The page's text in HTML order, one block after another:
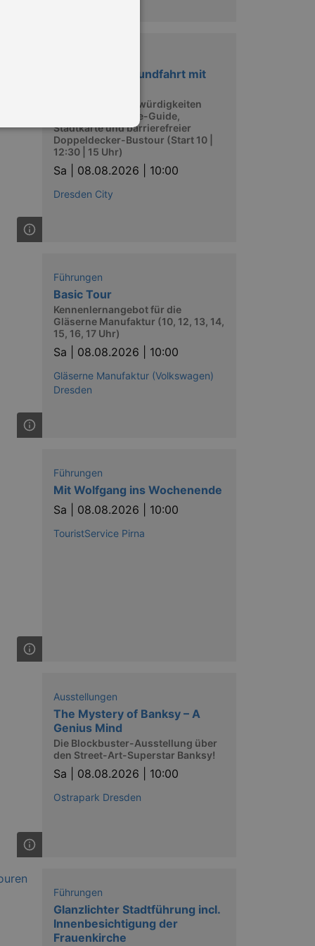
Dresden Stadtrundfahrt mit
Dresdens Sehenswürdigkeiten
entdecken mit Live-Guide,
Stadtkarte und barrierefreier
Doppeldecker-Bustour (Start 10 |
12:30 | 15 Uhr)
Sa | 08.08.2026 | 10:00
Dresden City
Führungen
Basic Tour
Kennenlernangebot für die
Gläserne Manufaktur (10, 12, 13, 14,
15, 16, 17 Uhr)
Sa | 08.08.2026 | 10:00
Gläserne Manufaktur (Volkswagen)
Dresden
Führungen
Mit Wolfgang ins Wochenende
Sa | 08.08.2026 | 10:00
TouristService Pirna
Ausstellungen
The Mystery of Banksy – A
Genius Mind
Die Blockbuster-Ausstellung über
den Street-Art-Superstar Banksy!
Sa | 08.08.2026 | 10:00
Ostrapark Dresden
Führungen
Glanzlichter Stadtführung incl.
Innenbesichtigung der
Frauenkirche
Ihren account. Ohne diese
to work properly.
Cross-Site Request Forgery
Cross-Site Request Forgery
used analytics service. This
a randomly
in each page request
after 2 years, although
2017 no information is
the end user uses the
may have seen before
from OneTrust. It
the site uses and
for the use of each
cookies in each category
is not given. The cookie
visitors to the site will
no information that can